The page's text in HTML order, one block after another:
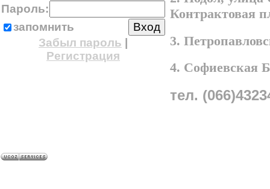
Пароль:
запомнить
Забыл пароль
Регистрация
Контрактовая
3.
4. Софиевская
тел.